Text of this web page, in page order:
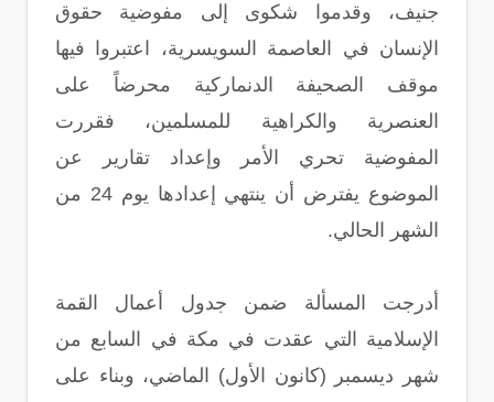
جنيف، وقدموا شكوى إلى مفوضية حقوق
الإنسان في العاصمة السويسرية، اعتبروا فيها
موقف الصحيفة الدنماركية محرضاً على
العنصرية والكراهية للمسلمين، فقررت
المفوضية تحري الأمر وإعداد تقارير عن
الموضوع يفترض أن ينتهي إعدادها يوم 24 من
الشهر الحالي.
أدرجت المسألة ضمن جدول أعمال القمة
الإسلامية التي عقدت في مكة في السابع من
شهر ديسمبر (كانون الأول) الماضي، وبناء على